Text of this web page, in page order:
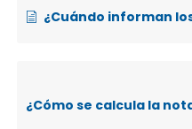
¿Cuándo informan los nombres de